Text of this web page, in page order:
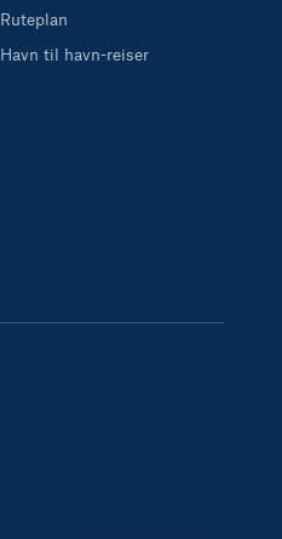
Ruteplan
Havn til havn-reiser